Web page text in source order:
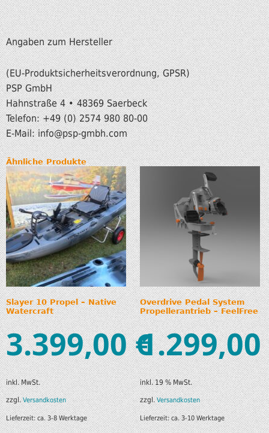
Angaben zum Hersteller
(EU-Produktsicherheitsverordnung, GPSR)
PSP GmbH
Hahnstraße 4 • 48369 Saerbeck
Telefon: +49 (0) 2574 980 80-00
E-Mail: info@psp-gmbh.com
Ähnliche Produkte
Slayer 10 Propel – Native
Watercraft
3.399,00€
inkl. MwSt.
zzgl.Versandkosten
Lieferzeit:ca. 3-8 Werktage
Overdrive Pedal System
Propellerantrieb – FeelFree
1.299,00
inkl. 19 % MwSt.
zzgl.Versandkosten
Lieferzeit:ca. 3-10 Werktage